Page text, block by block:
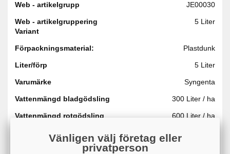
Web - artikelgrupp JE00030
Web - artikelgruppering
Variant
5 Liter
Förpackningsmaterial: Plastdunk
Liter/förp 5 Liter
Varumärke Syngenta
Vattenmängd bladgödsling 300 Liter / ha
Vattenmängd rotgödsling 600 Liter / ha
Vänligen välj företag eller
privatperson